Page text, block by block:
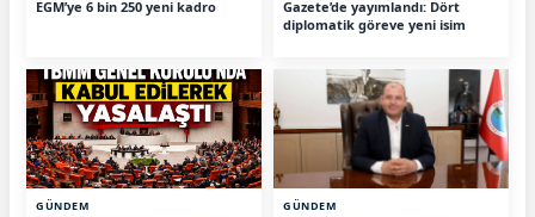
EGM’ye 6 bin 250 yeni kadro
Gazete’de yayımlandı: Dört
diplomatik göreve yeni isim
GÜNDEM GÜNDEM